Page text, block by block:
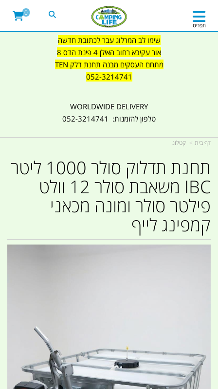
שימו לב המרלוג עבר לכתובת חדשה
אור עקיבא רחוב האילן 4 פינת הדס 8
מתחם העסקים מבנה תחנת דלק TEN
052-3214741
WORLDWIDE DELIVERY
טלפון להזמנות: 052-3214741
תפריט
0
דף בית קטלוג
תחנת תדלוק סולר 1000 ליטר
IBC משאבת סולר 12 וולט
פילטר סולר ומונה מכאני
קמפינג לייף